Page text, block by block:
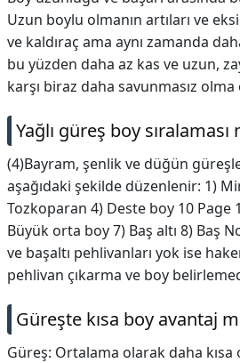
Uzun boylu olmanın artıları ve
ve kaldıraç ama aynı zamanda
bu yüzden daha az kas ve uzun,
karşı biraz daha savunmasız
Yağlı güreş boy sıralaması
(4)Bayram, şenlik ve düğün
aşağıdaki şekilde düzenlenir: 1)
Tozkoparan 4) Deste boy 10 Page
Büyük orta boy 7) Baş altı 8) Baş
ve başaltı pehlivanları yok ise
pehlivan çıkarma ve boy
Güreşte kısa boy avantaj
Güreş: Ortalama olarak daha kısa